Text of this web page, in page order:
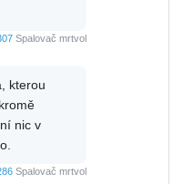
Spalovač mrtvol
kterou
nic v
Spalovač mrtvol